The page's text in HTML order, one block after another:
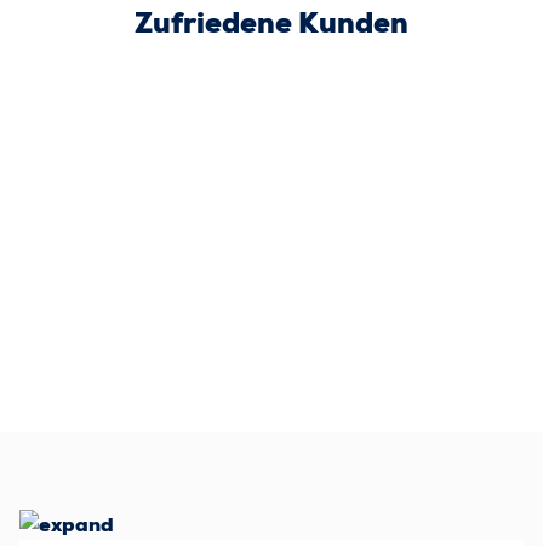
Zufriedene Kunden